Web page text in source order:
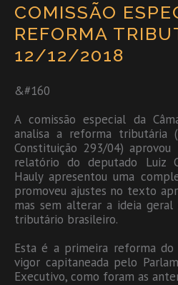
COMISSÃO
REFORMA
12/12/2018
&#160
A comissão especial da
analisa a reforma tributária
Constituição 293/04)
relatório do deputado Luiz
Hauly apresentou uma
promoveu ajustes no texto
mas sem alterar a ideia
tributário brasileiro.
Esta é a primeira reforma
vigor capitaneada pelo
Executivo, como foram as